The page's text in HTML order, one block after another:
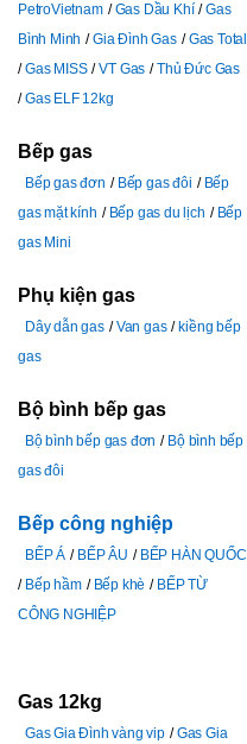
PetroVietnam
Gas Dầu Khí
Gas
Bình Minh
Gia Đình Gas
Gas Total
Gas MISS
VT Gas
Thủ Đức Gas
Gas ELF 12kg
Bếp gas
Bếp gas đơn Bếp gas đôi
Bếp
gas mặt kính
Bếp gas du lịch
Bếp
gas Mini
Phụ kiện gas
Dây dẫn gas Van gas
kiềng bếp
gas
Bộ bình bếp gas
Bộ bình bếp gas đơn
Bộ bình bếp
gas đôi
Bếp công nghiệp
BẾP Á BẾP ÂU
BẾP HÀN QUỐC
Bếp hầm
Bếp khè
BẾP TỪ
CÔNG NGHIỆP
Gas 12kg
Gas Gia Đình vàng vip
Gas Gia